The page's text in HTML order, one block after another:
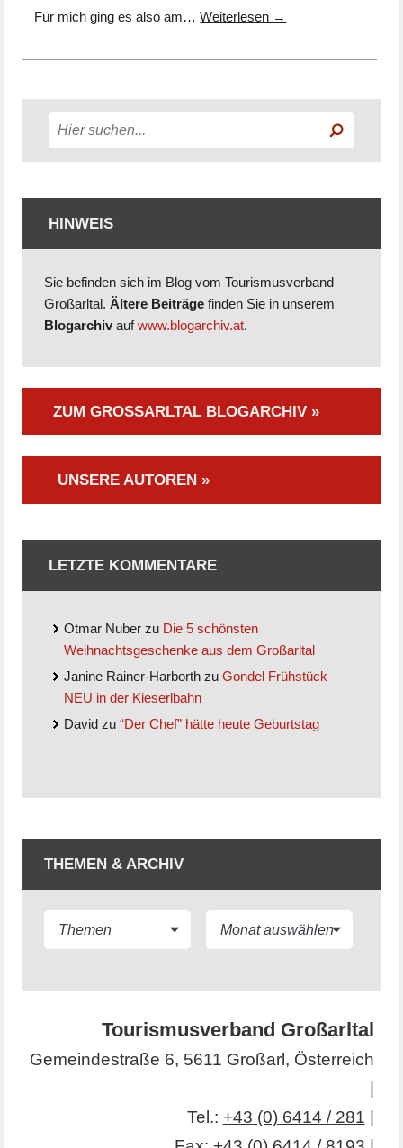
Für mich ging es also am…Weiterlesen →
HINWEIS
Sie befinden sich im Blog vom Tourismusverband
Großarltal.Ältere Beiträge finden Sie in unserem
Blogarchiv aufwww.blogarchiv.at.
ZUM GROSSARLTAL BLOGARCHIV »
UNSERE AUTOREN »
LETZTE KOMMENTARE
Otmar Nuber zu Die 5 schönsten
Weihnachtsgeschenke aus dem Großarltal
Janine Rainer-Harborth zuGondel Frühstück –
NEU in der Kieserlbahn
David zu“Der Chef” hätte heute Geburtstag
THEMEN & ARCHIV
Tourismusverband Großarltal
Gemeindestraße 6, 5611 Großarl, Österreich
Tel.: +43 (0) 6414 / 281